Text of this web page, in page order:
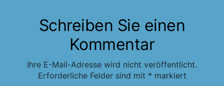
Schreiben Sie einen
Kommentar
Ihre E-Mail-Adresse wird nicht veröffentlicht.
Erforderliche Felder sind mit * markiert